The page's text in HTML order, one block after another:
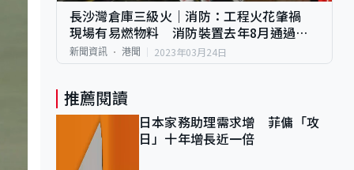
長沙灣倉庫三級火｜消防：工程火花肇禍
現場有易燃物料 消防裝置去年8月通過年
檢
新聞資訊 港聞 2023年03月24日
推薦閱讀
日本家務助理需求增 菲傭「攻
日」十年增長近一倍